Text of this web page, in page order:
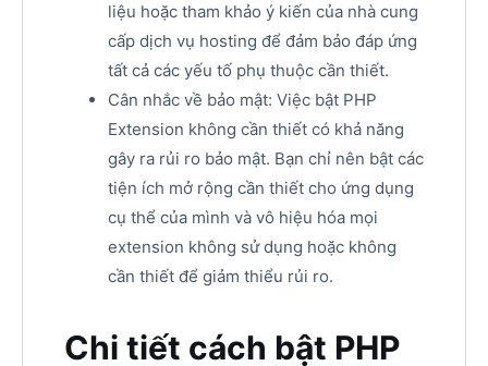
liệu hoặc tham khảo ý kiến của nhà cung
cấp dịch vụ hosting để đảm bảo đáp ứng
tất cả các yếu tố phụ thuộc cần thiết.
Cân nhắc về bảo mật: Việc bật PHP
Extension không cần thiết có khả năng
gây ra rủi ro bảo mật. Bạn chỉ nên bật các
tiện ích mở rộng cần thiết cho ứng dụng
cụ thể của mình và vô hiệu hóa mọi
extension không sử dụng hoặc không
cần thiết để giảm thiểu rủi ro.
Chi tiết cách bật PHP